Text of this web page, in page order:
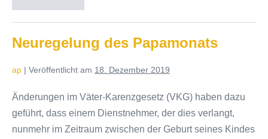
der
Neuregelung des Papamonats
ap | Veröffentlicht am 18. Dezember 2019
Änderungen im Väter-Karenzgesetz (VKG) haben dazu
geführt, dass einem Dienstnehmer, der dies verlangt,
nunmehr im Zeitraum zwischen der Geburt seines Kindes